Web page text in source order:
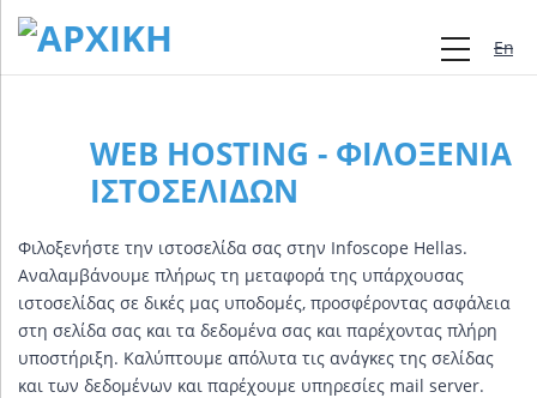
WEB HOSTING - ΦΙΛΟΞΕΝΊΑ
ΙΣΤΟΣΕΛΊΔΩΝ
Φιλοξενήστε την ιστοσελίδα σας στην Infoscope Hellas.
Αναλαμβάνουμε πλήρως τη μεταφορά της υπάρχουσας
ιστοσελίδας σε δικές μας υποδομές, προσφέροντας ασφάλεια
στη σελίδα σας και τα δεδομένα σας και παρέχοντας πλήρη
υποστήριξη. Καλύπτουμε απόλυτα τις ανάγκες της σελίδας
και των δεδομένων και παρέχουμε υπηρεσίες mail server.